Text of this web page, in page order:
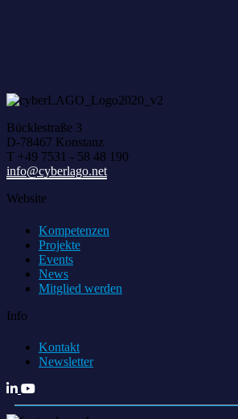
Bücklestraße 3
D-78467 Konstanz
T +49 7531 - 58 48 190
info@cyberlago.net
Website
Kompetenzen
Projekte
Events
News
Mitglied werden
Info
Kontakt
Newsletter